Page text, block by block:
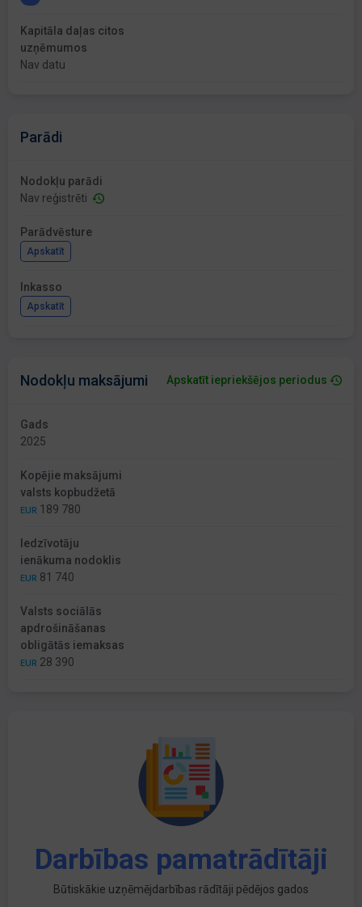
Kapitāla daļas citos
uzņēmumos
Nav datu
Parādi
Nodokļu parādi
Nav reģistrēti
Parādvēsture
Apskatīt
Inkasso
Apskatīt
Nodokļu maksājumi Apskatīt iepriekšējos periodus
Gads
2025
Kopējie maksājumi
valsts kopbudžetā
EUR 189 780
Iedzīvotāju
ienākuma nodoklis
EUR 81 740
Valsts sociālās
apdrošināšanas
obligātās iemaksas
EUR 28 390
Darbības pamatrādītāji
Būtiskākie uzņēmējdarbības rādītāji pēdējos gados